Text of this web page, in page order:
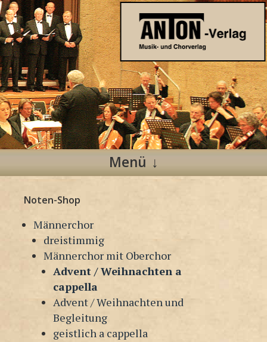
Anton Verlag
Musik- und Chorverlag
Menü
Inhalt
springen
Noten-Shop
Männerchor
dreistimmig
Männerchor mit Oberchor
Advent / Weihnachten a
cappella
Advent / Weihnachten und
Begleitung
geistlich a cappella